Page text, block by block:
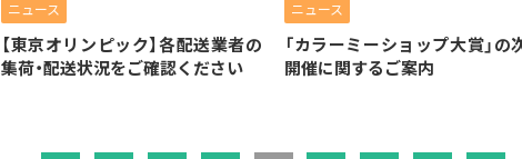
ニュース
【東京オリンピック】各配送業者の
集荷・配送状況をご確認ください
ニュース
「カラーミーショップ大賞」の
開催に関するご案内